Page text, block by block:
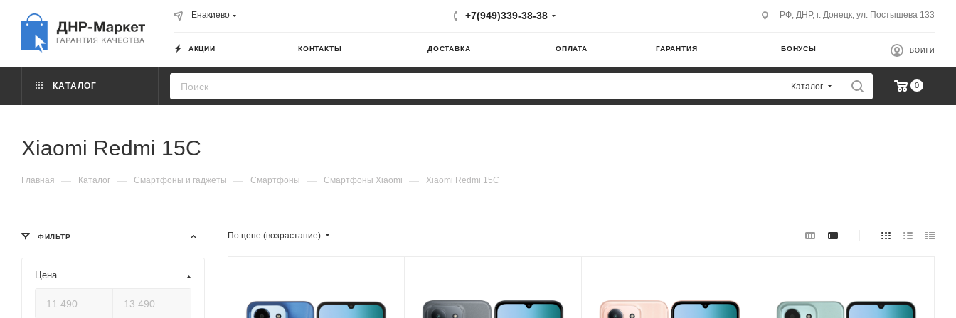
Енакиево +7(949)339-38-38 РФ, ДНР, г. Донецк, ул. Постышева 133
АКЦИИ КОНТАКТЫ ДОСТАВКА ОПЛАТА ГАРАНТИЯ БОНУСЫ ВОЙТИ
КАТАЛОГ Каталог 0
Xiaomi Redmi 15C
Главная — Каталог — Смартфоны и гаджеты — Смартфоны — Смартфоны Xiaomi — Xiaomi Redmi 15C
По цене (возрастание)
Частота обновления
Частота обновления
Частота обновления
Частота обновления
ФИЛЬТР
Цена